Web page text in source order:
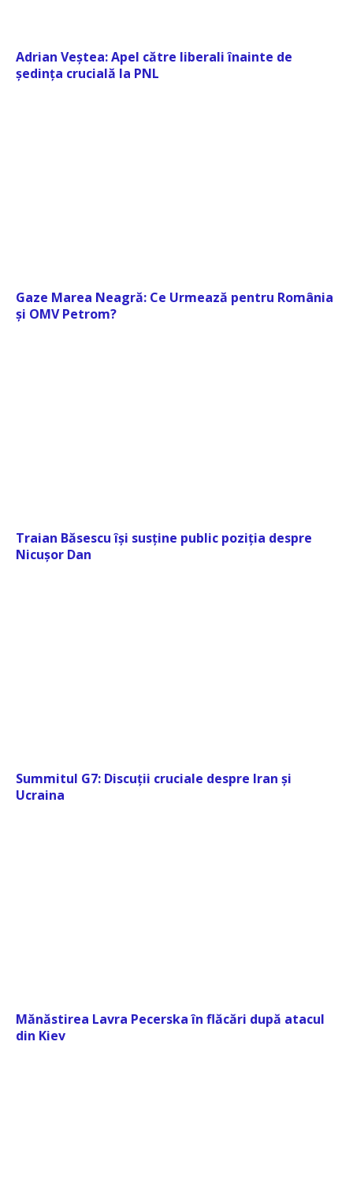
Adrian Veștea: Apel către liberali înainte de
ședința crucială la PNL
Gaze Marea Neagră: Ce Urmează pentru România
și OMV Petrom?
Traian Băsescu își susține public poziția despre
Nicușor Dan
Summitul G7: Discuții cruciale despre Iran și
Ucraina
Mănăstirea Lavra Pecerska în flăcări după atacul
din Kiev